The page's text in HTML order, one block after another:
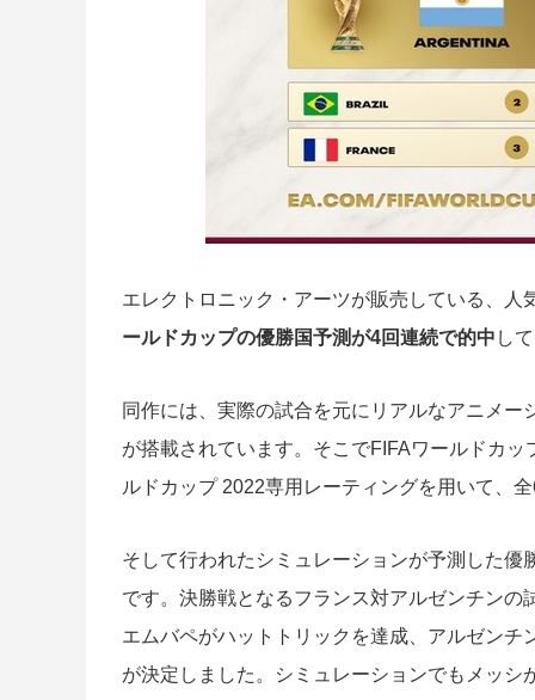
エレクトロニック・アーツが販売している、人
ールドカップの優勝国予測が4回連続で的中 し
同作には、実際の試合を元にリアルなアニメ
が搭載されています。そこでFIFAワールドカ
ルドカップ 2022専用レーティングを用いて、
そして行われたシミュレーションが予測した
です。決勝戦となるフランス対アルゼンチン
エムバペがハットトリックを達成、アルゼン
が決定しました。シミュレーションでもメッシ